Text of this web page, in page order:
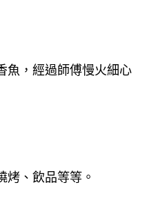
魚，經過師傅慢火細心
、飲品等等。